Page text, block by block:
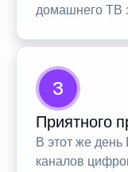
домашнего ТВ
3
Приятного
В этот же день
каналов